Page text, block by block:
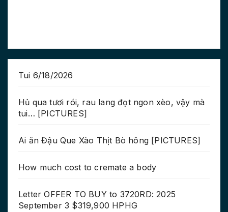
Tui 6/18/2026
Hủ qua tươi rói, rau lang đọt ngon xèo, vậy mà
tui… [PICTURES]
Ai ăn Đậu Que Xào Thịt Bò hông [PICTURES]
How much cost to cremate a body
Letter OFFER TO BUY to 3720RD: 2025
September 3 $319,900 HPHG